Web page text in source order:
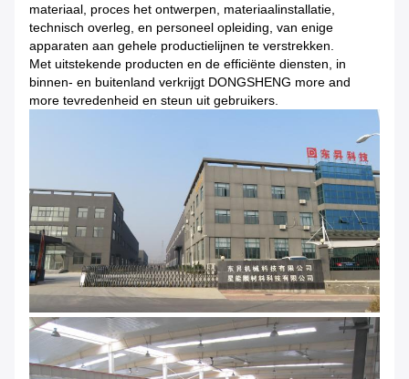
materiaal, proces het ontwerpen, materiaalinstallatie,
technisch overleg, en personeel opleiding, van enige
apparaten aan gehele productielijnen te verstrekken.
Met uitstekende producten en de efficiënte diensten, in
binnen- en buitenland verkrijgt DONGSHENG more and
more tevredenheid en steun uit gebruikers.